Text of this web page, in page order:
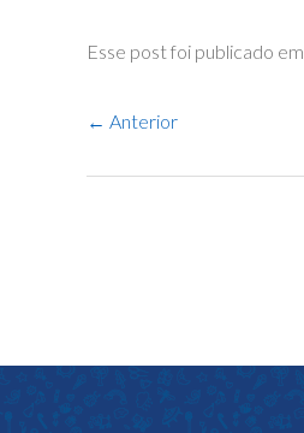
Esse post foi publicado em
Navegação
de
← Anterior